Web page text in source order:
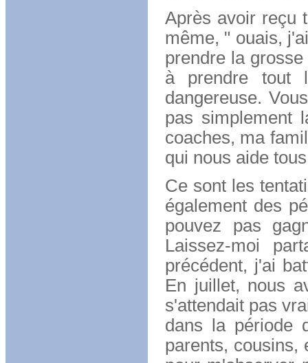
Après avoir reçu
même, " ouais,
prendre la
à prendre tout
dangereuse.
pas simplement
coaches, ma
qui nous aide
Ce sont les
également des
pouvez pas
Laissez-moi
précédent, j'ai
En juillet, nous
s'attendait pas
dans la période
parents, cousins,